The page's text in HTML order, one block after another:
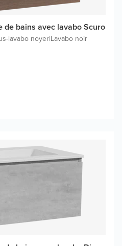
de bains avec lavabo Scuro
lavabo noyer|Lavabo noir